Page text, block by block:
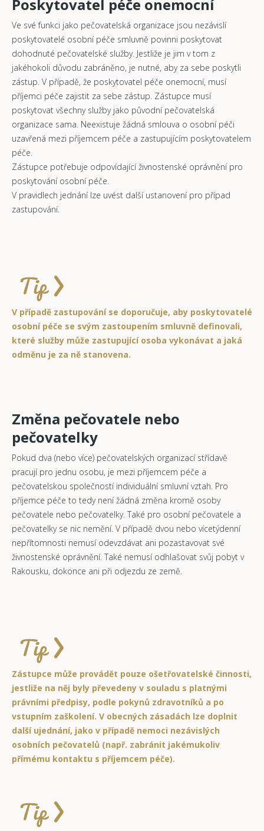
Poskytovatel péče onemocní
Ve své funkci jako pečovatelská organizace jsou nezávislí
poskytovatelé osobní péče smluvně povinni poskytovat
dohodnuté pečovatelské služby. Jestliže je jim v tom z
jakéhokoli důvodu zabráněno, je nutné, aby za sebe poskytli
zástup. V případě, že poskytovatel péče onemocní, musí
příjemci péče zajistit za sebe zástup. Zástupce musí
poskytovat všechny služby jako původní pečovatelská
organizace sama. Neexistuje žádná smlouva o osobní péči
uzavřená mezi příjemcem péče a zastupujícím poskytovatelem
péče.
Zástupce potřebuje odpovídající živnostenské oprávnění pro
poskytování osobní péče.
V pravidlech jednání lze uvést další ustanovení pro případ
zastupování.
V případě zastupování se doporučuje, aby poskytovatelé
osobní péče se svým zastoupením smluvně definovali,
které služby může zastupující osoba vykonávat a jaká
odměnu je za ně stanovena.
Změna pečovatele nebo
pečovatelky
Pokud dva (nebo více) pečovatelských organizací střídavě
pracují pro jednu osobu, je mezi příjemcem péče a
pečovatelskou společností individuální smluvní vztah. Pro
příjemce péče to tedy není žádná změna kromě osoby
pečovatele nebo pečovatelky. Také pro osobní pečovatele a
pečovatelky se nic nemění. V případě dvou nebo vícetýdenní
nepřítomnosti nemusí odevzdávat ani pozastavovat své
živnostenské oprávnění. Také nemusí odhlašovat svůj pobyt v
Rakousku, dokonce ani při odjezdu ze země.
Zástupce může provádět pouze ošetřovatelské činnosti,
jestliže na něj byly převedeny v souladu s platnými
právními předpisy, podle pokynů zdravotníků a po
vstupním zaškolení. V obecných zásadách lze doplnit
další ujednání, jako v případě nemoci nezávislých
osobních pečovatelů (např. zabránit jakémukoliv
přímému kontaktu s příjemcem péče).